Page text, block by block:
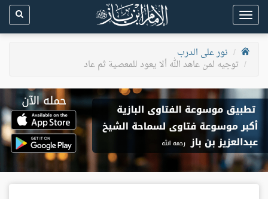
Toggle
navigation
نور على الدرب
توجيه لمن عاهد الله ألا يعود للمعصية ثم عاد